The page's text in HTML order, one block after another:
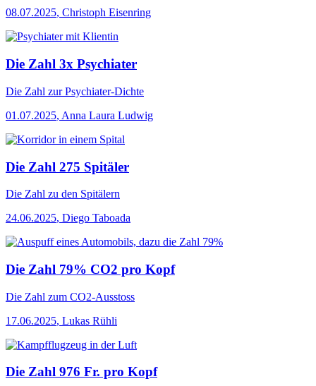
08.07.2025, Christoph Eisenring
Die Zahl 3x Psychiater
Die Zahl zur Psychiater-Dichte
01.07.2025, Anna Laura Ludwig
Die Zahl 275 Spitäler
Die Zahl zu den Spitälern
24.06.2025, Diego Taboada
Die Zahl 79% CO2 pro Kopf
Die Zahl zum CO2-Ausstoss
17.06.2025, Lukas Rühli
Die Zahl 976 Fr. pro Kopf